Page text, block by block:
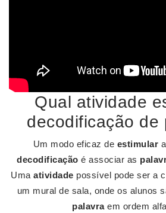
Qual atividade
decodificação de
Um modo eficaz de estimular
decodificação é associar as
Uma atividade possível pode ser a
um mural de sala, onde os alunos
palavraem ordem